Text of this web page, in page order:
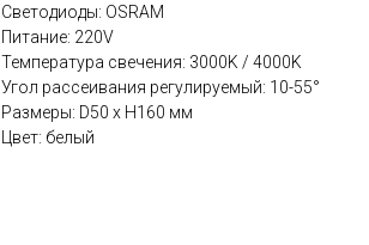
Светодиоды: OSRAM
Питание: 220V
Температура свечения: 3000K / 4000K
Угол рассеивания регулируемый: 10-55°
Размеры: D50 x H160 мм
Цвет: белый